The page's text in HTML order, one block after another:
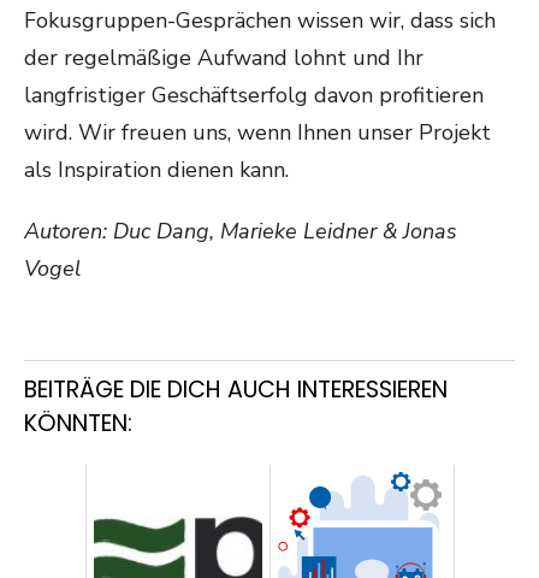
Fokusgruppen-Gesprächen wissen wir, dass sich
der regelmäßige Aufwand lohnt und Ihr
langfristiger Geschäftserfolg davon profitieren
wird. Wir freuen uns, wenn Ihnen unser Projekt
als Inspiration dienen kann.
Autoren: Duc Dang, Marieke Leidner & Jonas
Vogel
BEITRÄGE DIE DICH AUCH INTERESSIEREN
KÖNNTEN: